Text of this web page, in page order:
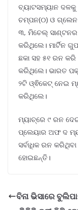
ବ୍ୟାଟସମ୍ୟାନ ଦଳକୁ
ଚମ୍ପନ(୦) ଓ ଗ୍ଲେନ
୩, ମିଚେଲ୍
କରିଥିଲେ। ମାର୍ଟିନ
ଛକା ସହ ୫୧ ରନ
କରିଥିଲେ। ଭାରତ
୨ଟି ଓ୍ଵିକେଟ୍ ନେଇ
କରିଥିଲେ।
ମ୍ୟାଚ୍‌ରେ ୯ ରନ
ପ୍ଲେୟାର ଅଫ ଦ
ସର୍ବାଧିକ ରନ
ହୋଇଛନ୍ତି।
ବିନା ଭିସାରେ